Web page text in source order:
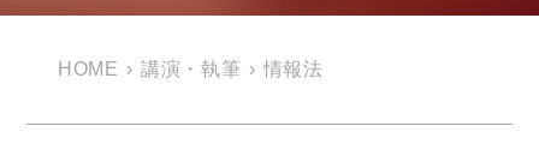
HOME › 講演・執筆 › 情報法